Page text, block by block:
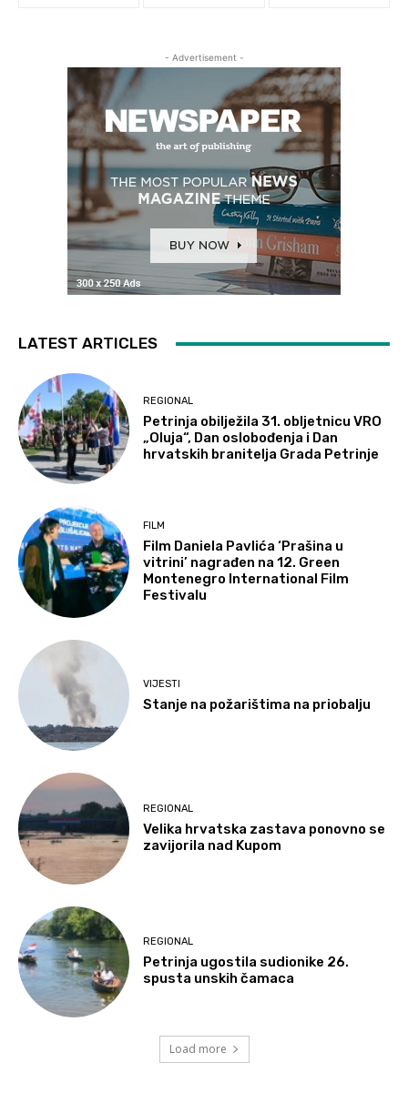
- Advertisement -
LATEST ARTICLES
REGIONAL
Petrinja obilježila 31. obljetnicu VRO
„Oluja“, Dan oslobođenja i Dan
hrvatskih branitelja Grada Petrinje
FILM
Film Daniela Pavlića ‘Prašina u
vitrini’ nagrađen na 12. Green
Montenegro International Film
Festivalu
VIJESTI
Stanje na požarištima na priobalju
REGIONAL
Velika hrvatska zastava ponovno se
zavijorila nad Kupom
REGIONAL
Petrinja ugostila sudionike 26.
spusta unskih čamaca
Load more